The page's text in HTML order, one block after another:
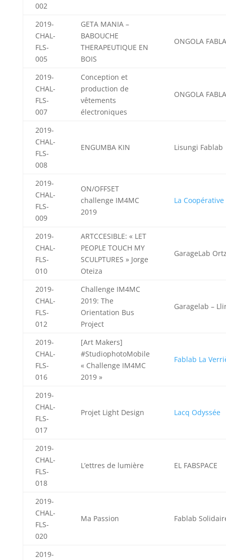
002
2019-
CHAL-
FLS-
005
GETA MANIA –
BABOUCHE
THERAPEUTIQUE EN
BOIS
ONGOLA
2019-
CHAL-
FLS-
007
Conception et
production de
vêtements
électroniques
ONGOLA
2019-
CHAL-
FLS-
008
ENGUMBA KIN Lisungi Fablab
2019-
CHAL-
FLS-
009
ON/OFFSET
challenge IM4MC
2019
La
2019-
CHAL-
FLS-
010
ARTCCESIBLE: « LET
PEOPLE TOUCH MY
SCULPTURES » Jorge
Oteiza
GarageLab
2019-
CHAL-
FLS-
012
Challenge IM4MC
2019: The
Orientation Bus
Project
Garagelab –
2019-
CHAL-
FLS-
016
[Art Makers]
#StudiophotoMobile
« Challenge IM4MC
2019 »
Fablab La
2019-
CHAL-
FLS-
017
Projet Light Design Lacq Odyssée
2019-
CHAL-
FLS-
018
L’ettres de lumière EL FABSPACE
2019-
CHAL-
FLS-
020
Ma Passion Fablab
2019-